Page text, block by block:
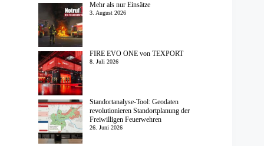
Mehr als nur Einsätze
3. August 2026
FIRE EVO ONE von TEXPORT
8. Juli 2026
Standortanalyse-Tool: Geodaten
revolutionieren Standortplanung der
Freiwilligen Feuerwehren
26. Juni 2026